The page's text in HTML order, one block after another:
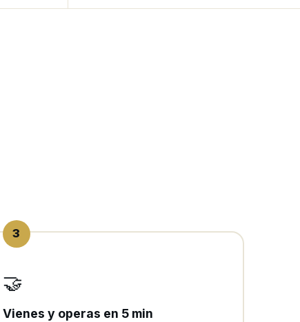
3
🤝
Vienes y operas en 5 min